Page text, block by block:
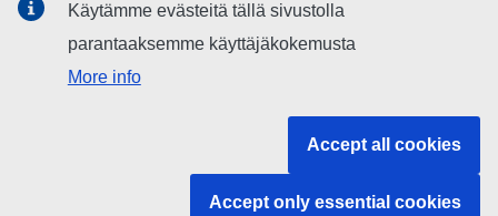
sosiaalisessa mediassa
EU:n toimielimet ja muut elimet
Käytämme evästeitä tällä sivustolla
parantaaksemme käyttäjäkokemusta
More info
Accept all cookies
Accept only essential cookies